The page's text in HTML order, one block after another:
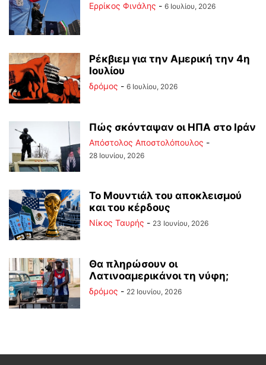
Ερρίκος Φινάλης - 6 Ιουλίου, 2026
Ρέκβιεμ για την Αμερική την 4η
Ιουλίου
δρόμος - 6 Ιουλίου, 2026
Πώς σκόνταψαν οι ΗΠΑ στο Ιράν
Απόστολος Αποστολόπουλος -
28 Ιουνίου, 2026
Το Μουντιάλ του αποκλεισμού
και του κέρδους
Νίκος Ταυρής - 23 Ιουνίου, 2026
Θα πληρώσουν οι
Λατινοαμερικάνοι τη νύφη;
δρόμος - 22 Ιουνίου, 2026